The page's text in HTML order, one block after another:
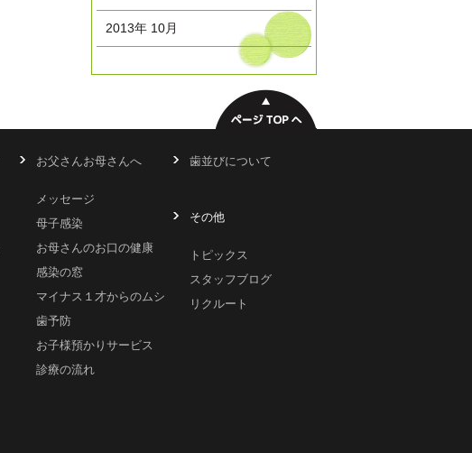
2013年 10月
お父さんお母さんへ
メッセージ
母子感染
お母さんのお口の健康
感染の窓
マイナス１才からのムシ
歯予防
お子様預かりサービス
診療の流れ
歯並びについて
その他
トピックス
スタッフブログ
リクルート